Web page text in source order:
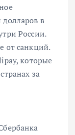
в
России.
от санкций.
которые
за